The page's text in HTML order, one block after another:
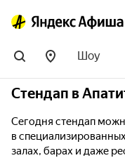
Шоу
Стендап в
Сегодня стендап
в
залах, барах и даже